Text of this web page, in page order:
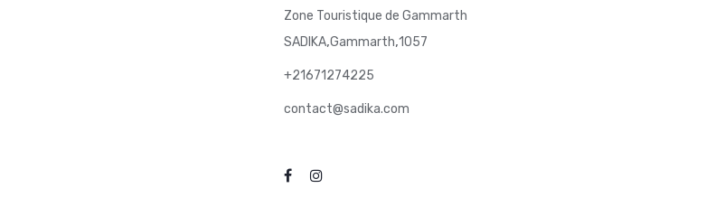
Zone Touristique de Gammarth
SADIKA,Gammarth,1057
+21671274225
contact@sadika.com